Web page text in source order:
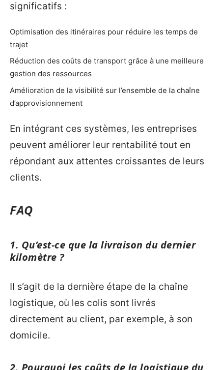
significatifs :
Optimisation des itinéraires pour réduire les temps de
trajet
Réduction des coûts de transport grâce à une meilleure
gestion des ressources
Amélioration de la visibilité sur l’ensemble de la chaîne
d’approvisionnement
En intégrant ces systèmes, les entreprises
peuvent améliorer leur rentabilité tout en
répondant aux attentes croissantes de leurs
clients.
FAQ
1. Qu’est-ce que la livraison du dernier
kilomètre ?
Il s’agit de la dernière étape de la chaîne
logistique, où les colis sont livrés
directement au client, par exemple, à son
domicile.
2. Pourquoi les coûts de la logistique du